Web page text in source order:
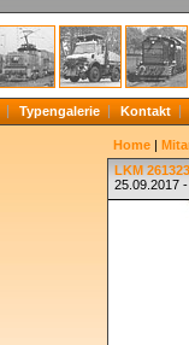
Typengalerie Kontakt
Home |
LKM
25.09.2017